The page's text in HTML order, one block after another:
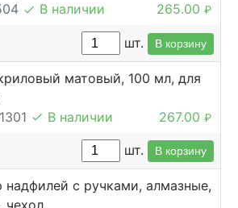
В наличии 265.00₽
шт. В корзину
матовый, 100 мл, для
В наличии 267.00₽
шт. В корзину
надфилей с ручками, алмазные,